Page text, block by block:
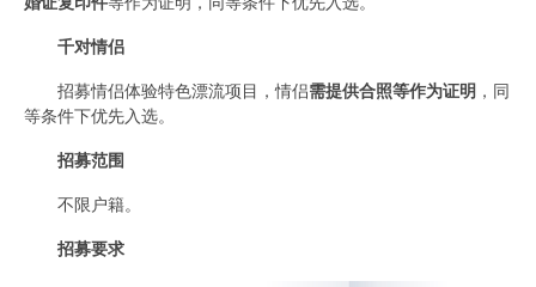
千对情侣
招募情侣体验特色漂流项目，情侣需提供合照等作为证明 ，同
等条件下优先入选。
招募范围
不限户籍。
招募要求